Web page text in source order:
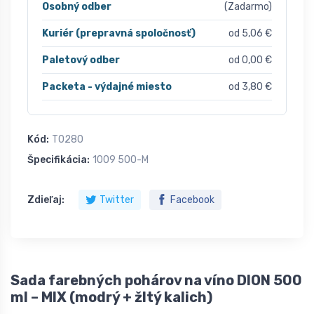
Osobný odber (Zadarmo)
Kuriér (prepravná spoločnosť) od 5,06 €
Paletový odber od 0,00 €
Packeta - výdajné miesto od 3,80 €
Kód: T0280
Špecifikácia: 1009 500-M
Zdieľaj: Twitter Facebook
Sada farebných pohárov na víno DION 500
ml – MIX (modrý + žltý kalich)